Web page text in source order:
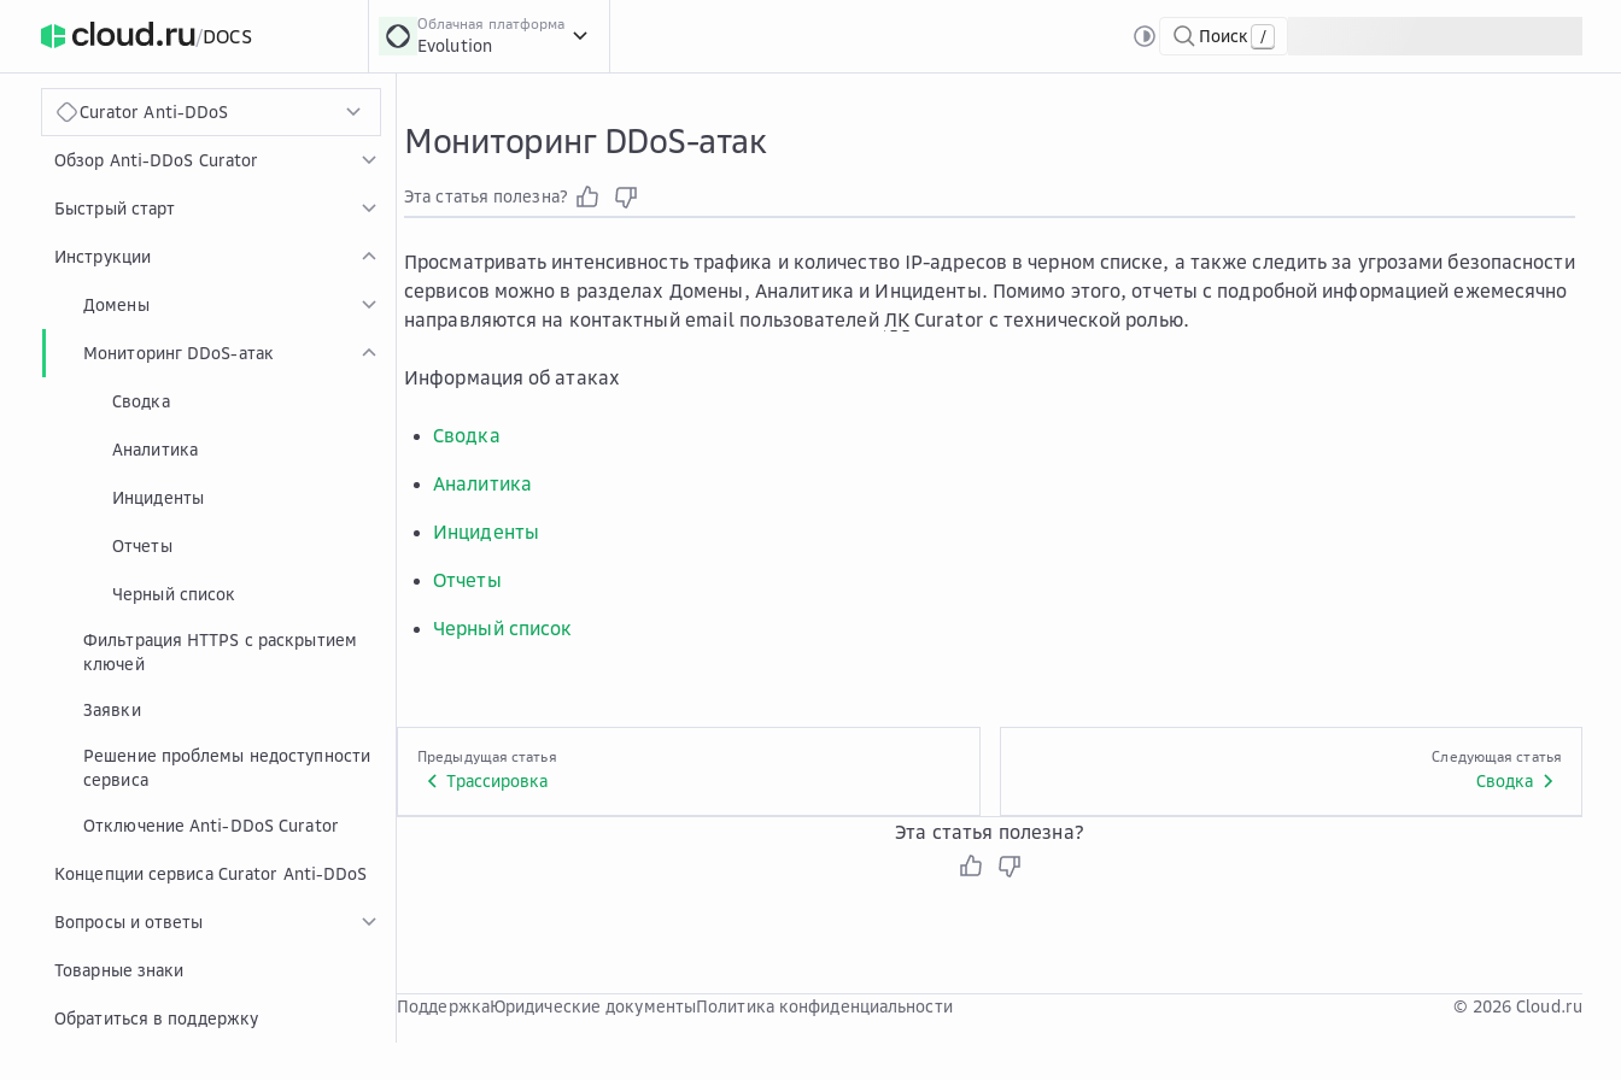
/DOCS
Облачная платформа
Evolution Поиск /
Curator Anti-DDoS
Обзор Anti-DDoS Curator
Быстрый старт
Инструкции
Домены
Мониторинг DDoS-атак
Сводка
Аналитика
Инциденты
Отчеты
Черный список
Фильтрация HTTPS с раскрытием
ключей
Заявки
Решение проблемы недоступности
сервиса
Отключение Anti-DDoS Curator
Концепции сервиса Curator Anti-DDoS
Вопросы и ответы
Товарные знаки
Обратиться в поддержку
Мониторинг DDoS-атак
Эта статья полезна?
Просматривать интенсивность трафика и количество IP-адресов в черном списке, а также следить за угрозами безопасности
сервисов можно в разделах Домены, Аналитика и Инциденты. Помимо этого, отчеты с подробной информацией ежемесячно
направляются на контактный email пользователей ЛКCurator с технической ролью.
Информация об атаках
Сводка
Аналитика
Инциденты
Отчеты
Черный список
Предыдущая статья
Трассировка
Следующая статья
Сводка
Эта статья полезна?
ПоддержкаЮридические документыПолитика конфиденциальности © 2026 Cloud.ru